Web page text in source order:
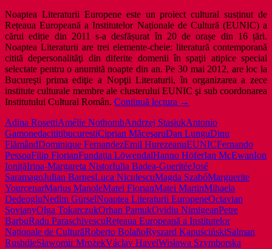
Noaptea Literaturii Europene este un proiect cultural susținut de
Rețeaua Europeană a Institutelor Naționale de Cultură (EUNIC) a
cărui ediție din 2011 s-a desfășurat în 20 de orașe din 16 țări.
Noaptea Literaturii are trei elemente-cheie: literatură contemporană
citită depersonalităţi din diferite domenii în spaţii atipice special
selectate pentru o anumită noapte din an. Pe 30 mai 2012, are loc la
Bucureşti prima ediţie a Nopţii Literaturii, în organizarea a zece
institute culturale membre ale clusterului EUNIC şi sub coordonarea
Institutului Cultural Român. Continuă lectura Noaptea
Europene
la
București
→
Adina RosettiAmélie NothombAndrzej StasiukAntonio
GamonedacitiţibucurestiCiprian MăceşaruDan LunguDinu
FlămândDominique FernandezEmil HurezeanuEUNICFernando
PessoaFilip FlorianFundaţia LöwendalHanno HöferIan McEwanIon
IonițăIrina-Margareta NistorIulia Badea-GueritéeJosé
SaramagoJulian BarnesLuca NiculescuMagda SzabóMarguerite
YourcenarMarius ManoleMatei FlorianMatei MartinMihaela
DedeogluNedim GürselNoaptea Literaturii EuropeneOctavian
SovianyOlga TokarczukOrhan PamukOvidiu NimigeanPetre
BarbuRadu ParaschivescuRețeaua Europeană a Institutelor
Naționale de CulturăRoberto BolañoRyszard KapuścińskiSalman
RushdieSławomir MrożekVáclav HavelWisława Szymborska